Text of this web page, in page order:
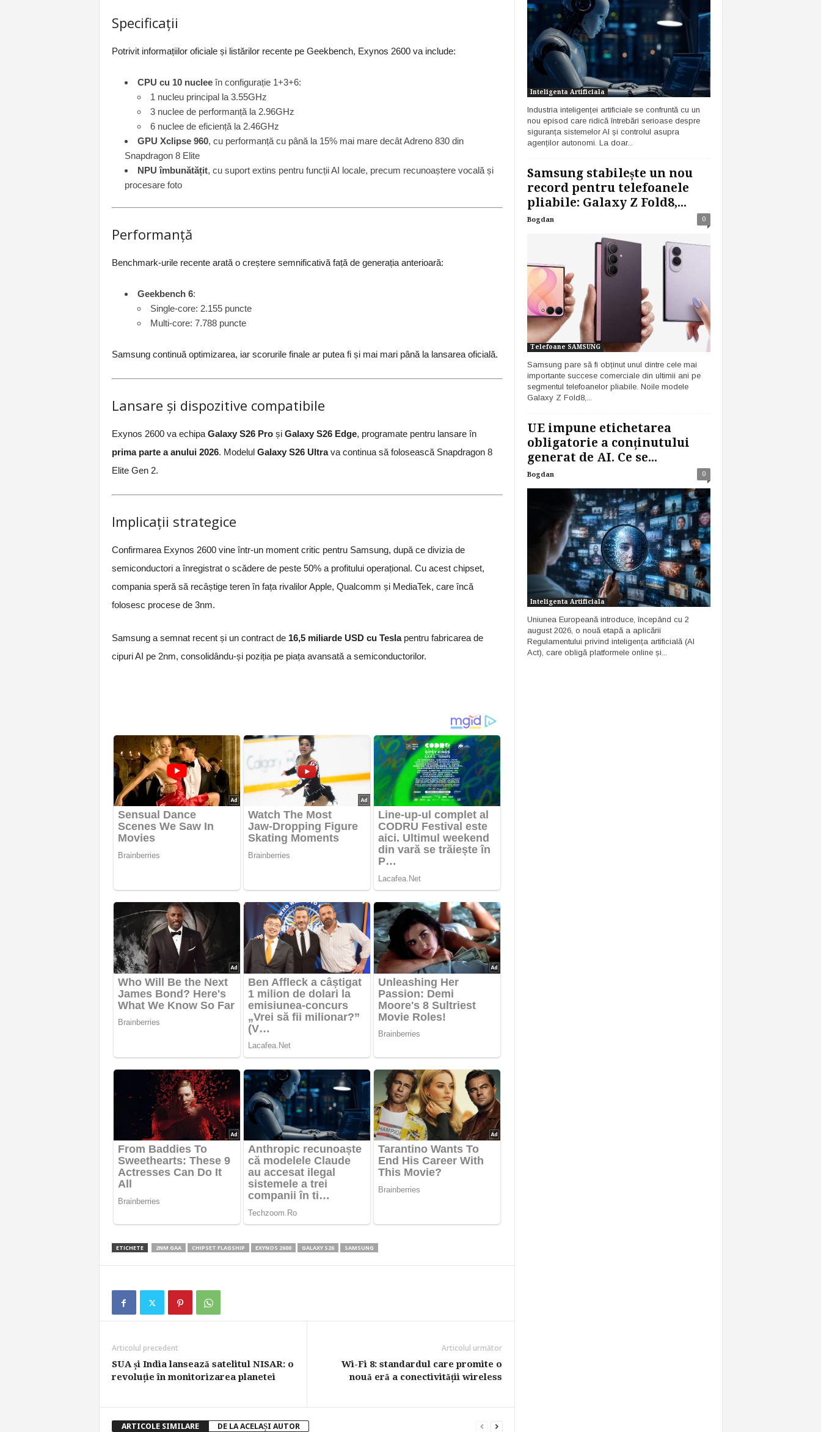
Specificații
Potrivit informațiilor oficiale și listărilor recente pe Geekbench, Exynos 2600 va include:
CPU cu 10 nucleeîn configurație 1+3+6:
1 nucleu principal la 3.55GHz
3 nuclee de performanță la 2.96GHz
6 nuclee de eficiență la 2.46GHz
GPU Xclipse 960, cu performanță cu până la 15% mai mare decât Adreno 830 din
Snapdragon 8 Elite
NPU îmbunătățit, cu suport extins pentru funcții AI locale, precum recunoaștere vocală și
procesare foto
Performanță
Benchmark-urile recente arată o creștere semnificativă față de generația anterioară:
Geekbench 6:
Single-core: 2.155 puncte
Multi-core: 7.788 puncte
Samsung continuă optimizarea, iar scorurile finale ar putea fi și mai mari până la lansarea oficială.
Lansare și dispozitive compatibile
Exynos 2600 va echipa Galaxy S26 Proși Galaxy S26 Edge, programate pentru lansare în
prima parte a anului 2026. Modelul Galaxy S26 Ultrava continua să folosească Snapdragon 8
Elite Gen 2.
Implicații strategice
Confirmarea Exynos 2600 vine într-un moment critic pentru Samsung, după ce divizia de
semiconductori a înregistrat o scădere de peste 50% a profitului operațional. Cu acest chipset,
compania speră să recâștige teren în fața rivalilor Apple, Qualcomm și MediaTek, care încă
folosesc procese de 3nm.
Samsung a semnat recent și un contract de 16,5 miliarde USD cu Teslapentru fabricarea de
cipuri AI pe 2nm, consolidându-și poziția pe piața avansată a semiconductorilor.
ETICHETE 2NM GAA CHIPSET FLAGSHIP EXYNOS 2600 GALAXY S26 SAMSUNG
Articolul precedent
SUA și India lansează satelitul NISAR: o
revoluție în monitorizarea planetei
Articolul următor
Wi-Fi 8: standardul care promite o
nouă eră a conectivității wireless
ARTICOLE SIMILARE DE LA ACELAȘI AUTOR
Inteligenta Artificiala
Industria inteligenței artificiale se confruntă cu un
nou episod care ridică întrebări serioase despre
siguranța sistemelor AI și controlul asupra
agenților autonomi. La doar...
Samsung stabilește un nou
record pentru telefoanele
pliabile: Galaxy Z Fold8,...
Bogdan 0
Telefoane SAMSUNG
Samsung pare să fi obținut unul dintre cele mai
importante succese comerciale din ultimii ani pe
segmentul telefoanelor pliabile. Noile modele
Galaxy Z Fold8,...
UE impune etichetarea
obligatorie a conținutului
generat de AI. Ce se...
Bogdan 0
Inteligenta Artificiala
Uniunea Europeană introduce, începând cu 2
august 2026, o nouă etapă a aplicării
Regulamentului privind inteligența artificială (AI
Act), care obligă platformele online și...